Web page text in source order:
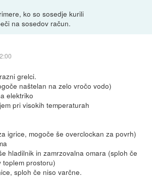
ko so sosedje kurili
na sosedov račun.
grelci.
naštelan na zelo vročo vodo)
elektriko
pri visokih temperaturah
igrice, mogoče še overclockan za povrh)
hladilnik in zamrzovalna omara (sploh če
toplem prostoru)
sploh če niso varčne.